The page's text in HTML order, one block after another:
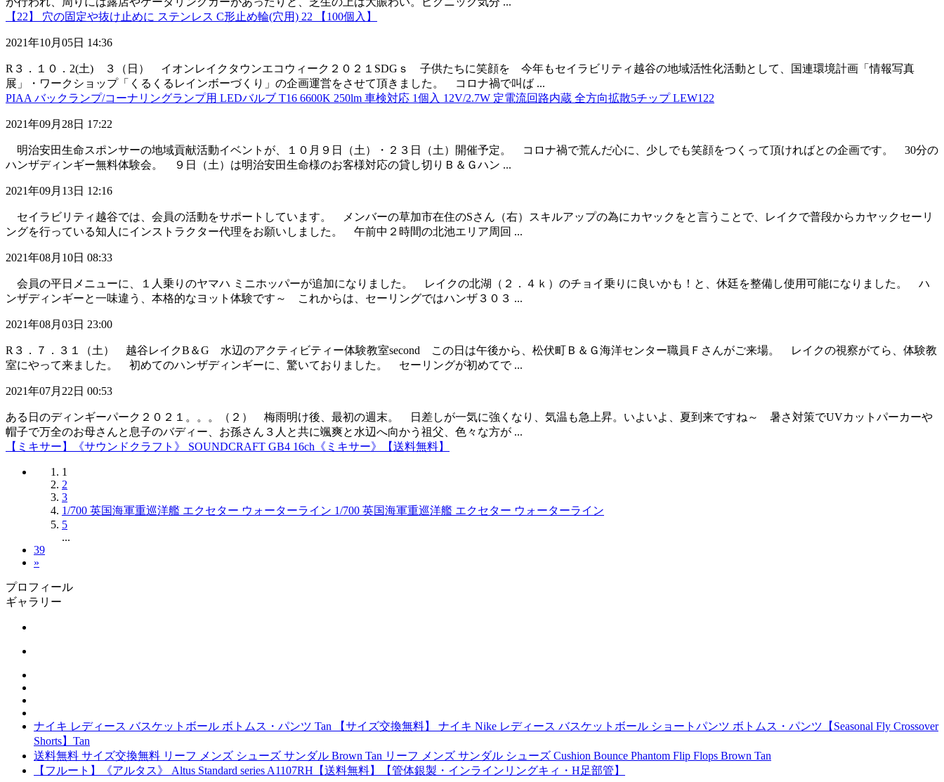
【22】 穴の固定や抜け止めに ステンレス C形止め輪(穴用) 22 【100個入】
2021年10月05日 14:36
R３．１０．2(土) ３（日） イオンレイクタウンエコウィーク２０２１SDGｓ 子供たちに笑顔を 今年もセイラビリティ越谷の地域活性化活動として、国連環境計画「情報写真
展」・ワークショップ「くるくるレインボーづくり」の企画運営をさせて頂きました。 コロナ禍で叫ば ...
PIAA バックランプ/コーナリングランプ用 LEDバルブ T16 6600K 250lm 車検対応 1個入 12V/2.7W 定電流回路内蔵 全方向拡散5チップ LEW122
2021年09月28日 17:22
明治安田生命スポンサーの地域貢献活動イベントが、１０月９日（土）・２３日（土）開催予定。 コロナ禍で荒んだ心に、少しでも笑顔をつくって頂ければとの企画です。 30分の
ハンザディンギー無料体験会。 ９日（土）は明治安田生命様のお客様対応の貸し切りＢ＆Ｇハン ...
2021年09月13日 12:16
セイラビリティ越谷では、会員の活動をサポートしています。 メンバーの草加市在住のSさん（右）スキルアップの為にカヤックをと言うことで、レイクで普段からカヤックセーリ
ングを行っている知人にインストラクター代理をお願いしました。 午前中２時間の北池エリア周回 ...
2021年08月10日 08:33
会員の平日メニューに、１人乗りのヤマハ ミニホッパーが追加になりました。 レイクの北湖（２．４ｋ）のチョイ乗りに良いかも！と、休廷を整備し使用可能になりました。 ハ
ンザディンギーと一味違う、本格的なヨット体験です～ これからは、セーリングではハンザ３０３ ...
2021年08月03日 23:00
R３．７．３１（土） 越谷レイクB＆G 水辺のアクティビティー体験教室second この日は午後から、松伏町Ｂ＆Ｇ海洋センター職員Ｆさんがご来場。 レイクの視察がてら、体験教
室にやって来ました。 初めてのハンザディンギーに、驚いておりました。 セーリングが初めてで ...
2021年07月22日 00:53
ある日のディンギーパーク２０２１。。。（２） 梅雨明け後、最初の週末。 日差しが一気に強くなり、気温も急上昇。いよいよ、夏到来ですね～ 暑さ対策でUVカットパーカーや
帽子で万全のお母さんと息子のバディー、お孫さん３人と共に颯爽と水辺へ向かう祖父、色々な方が ...
【ミキサー】《サウンドクラフト》 SOUNDCRAFT GB4 16ch《ミキサー》【送料無料】
1
2
3
1/700 英国海軍重巡洋艦 エクセター ウォーターライン 1/700 英国海軍重巡洋艦 エクセター ウォーターライン
5
...
39
»
プロフィール
ギャラリー
ナイキ レディース バスケットボール ボトムス・パンツ Tan 【サイズ交換無料】 ナイキ Nike レディース バスケットボール ショートパンツ ボトムス・パンツ【Seasonal Fly Crossover
Shorts】Tan
送料無料 サイズ交換無料 リーフ メンズ シューズ サンダル Brown Tan リーフ メンズ サンダル シューズ Cushion Bounce Phantom Flip Flops Brown Tan
【フルート】《アルタス》 Altus Standard series A1107RH【送料無料】【管体銀製・インラインリングキィ・H足部管】